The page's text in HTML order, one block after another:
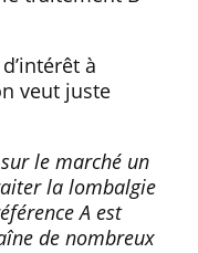
à
veut juste
le marché un
la lombalgie
A est
de nombreux